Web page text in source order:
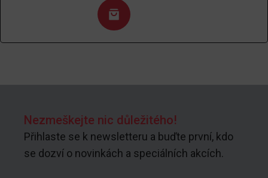
Nezmeškejte nic důležitého!
Přihlaste se k newsletteru a buďte první, kdo
se dozví o novinkách a speciálních akcích.